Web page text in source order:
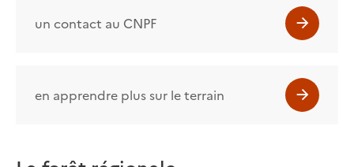
un contact au CNPF
en apprendre plus sur le terrain